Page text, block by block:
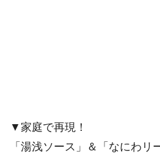
▼家庭で再現！
「湯浅ソース」＆「なにわリ